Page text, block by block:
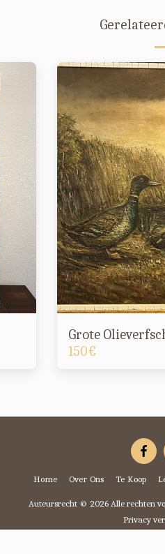
Grote
150€
Home Over Ons Te Koop
Auteursrecht © 2026 Alle rechten
Privacy